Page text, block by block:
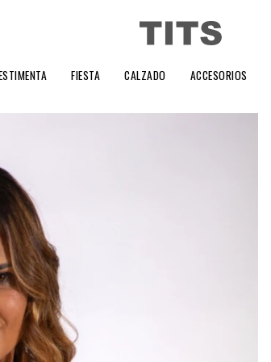
FIESTA CALZADO ACCESORIOS